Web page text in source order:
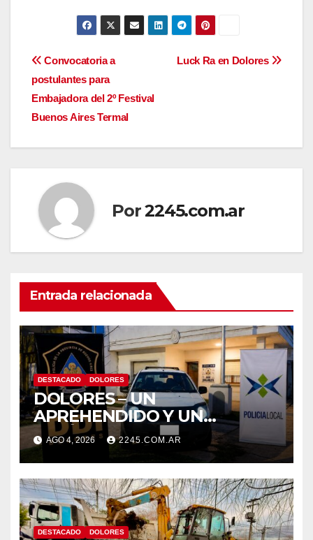
Navegación
de
entradas
Luck Ra en Dolores
Convocatoria a
postulantes para
Embajadora del 2º Festival
Buenos Aires Termal
Por2245.com.ar
Entrada relacionada
DESTACADO DOLORES
DOLORES – UN
APREHENDIDO Y UN
VEHÍCULO SECUESTRADO
TRAS DISPAROS Y AMENAZAS
AGO 4, 2026 2245.COM.AR
DESTACADO DOLORES